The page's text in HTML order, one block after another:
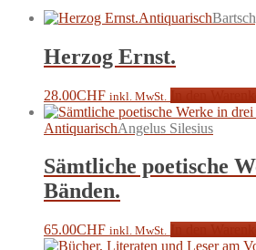
Antiquarisch
Herzog Ernst.
28.00CHF inkl. MwSt.
AntiquarischAngelus Silesius
Sämtliche poetische
Bänden.
65.00CHF inkl. MwSt.